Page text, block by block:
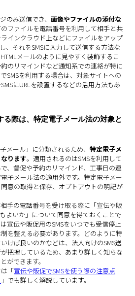
のみ送信でき、 画像やファイルの添付な
ファイルを電話番号を利用して相手と共
インクラウド上などにファイルをアップ
、それをSMSに入力して送信する方法な
メールのように見やすく装飾するこ
のリマインドなど通知系での連絡が特に
SMSを利用する場合は、対象サイトへの
にURLを設置するなどの活用方法もあ
る際は、特定電子メール法の対象と
メール」に分類されるため、 特定電子メ
ります。適用されるのはSMSを利用して
、督促や予約のリマインド、工事日の連
子メール法の適用外です。特定電子メー
意の取得と保存、オプトアウトの明記が
手の電話番号を受け取る際に「宣伝や販
よいか」について同意を得ておくことで
宣伝や販促用のSMSをいつでも受信停止
を整える必要があります。どのように特
けば良いのかなどは、法人向けのSMS送
把握しているため、あまり詳しく知らな
ができます。
「宣伝や販促でSMSを使う際の注意点
」でも詳しく解説しています。